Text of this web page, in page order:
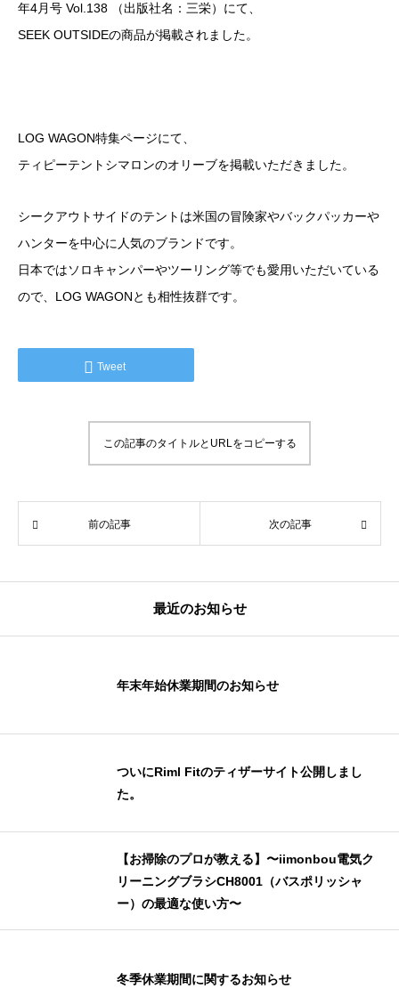
年4月号 Vol.138 （出版社名：三栄）にて、
SEEK OUTSIDEの商品が掲載されました。
LOG WAGON特集ページにて、
ティピーテントシマロンのオリーブを掲載いただきました。
シークアウトサイドのテントは米国の冒険家やバックパッカーや
ハンターを中心に人気のブランドです。
日本ではソロキャンパーやツーリング等でも愛用いただいている
ので、LOG WAGONとも相性抜群です。
Tweet
この記事のタイトルとURLをコピーする
前の記事 次の記事
最近のお知らせ
年末年始休業期間のお知らせ
ついにRiml Fitのティザーサイト公開しまし
た。
【お掃除のプロが教える】〜iimonbou電気ク
リーニングブラシCH8001（バスポリッシャ
ー）の最適な使い方〜
冬季休業期間に関するお知らせ